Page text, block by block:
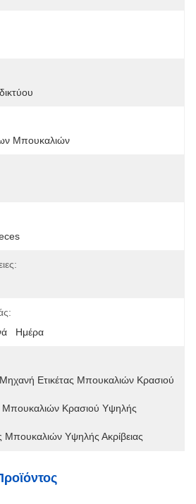
Μπουκαλιών
Ημέρα
Ετικέτας Μπουκαλιών Κρασιού
Κρασιού Υψηλής
Μπουκαλιών Υψηλής Ακρίβειας